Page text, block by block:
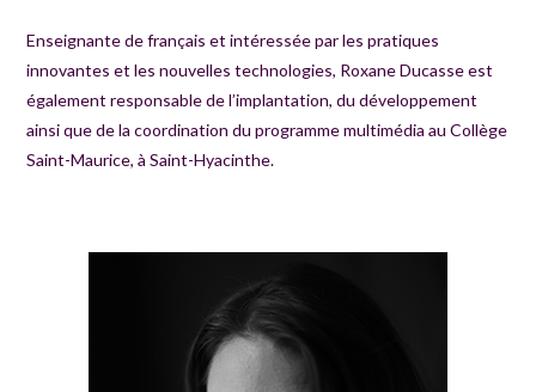
Enseignante de français et intéressée par les pratiques
innovantes et les nouvelles technologies, Roxane Ducasse est
également responsable de l’implantation, du développement
ainsi que de la coordination du programme multimédia au Collège
Saint-Maurice, à Saint-Hyacinthe.